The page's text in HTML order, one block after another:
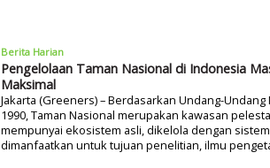
Berita Harian
Pengelolaan Taman Nasional di Indonesia
Maksimal
Jakarta (Greeners) – Berdasarkan Undang-Undang
1990, Taman Nasional merupakan kawasan
mempunyai ekosistem asli, dikelola dengan
dimanfaatkan untuk tujuan penelitian, ilmu